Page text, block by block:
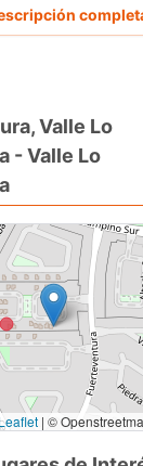
en
hay
de
Valle Lo
- Valle Lo
| ©